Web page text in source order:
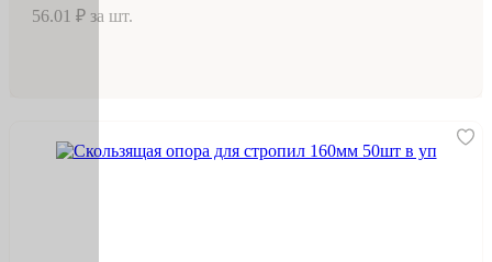
56.01 ₽ за шт.